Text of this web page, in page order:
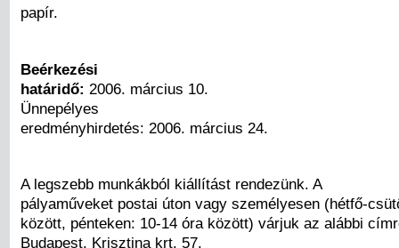
papír.
Beérkezési
határidő: 2006. március 10.
Ünnepélyes
eredményhirdetés: 2006. március 24.
A legszebb munkákból kiállítást rendezünk. A
pályaműveket postai úton vagy személyesen (hétfő-
között, pénteken: 10-14 óra között) várjuk az alábbi
Budapest, Krisztina krt. 57.